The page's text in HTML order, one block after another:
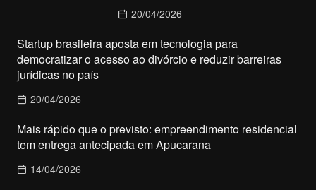
20/04/2026
Startup brasileira aposta em tecnologia para
democratizar o acesso ao divórcio e reduzir barreiras
jurídicas no país
20/04/2026
Mais rápido que o previsto: empreendimento residencial
tem entrega antecipada em Apucarana
14/04/2026